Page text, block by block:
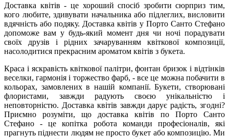
Доставка квітів - це хороший спосіб зробити сюрприз тим,
кого любите, здивувати начальника або підлеглих, висловити
вдячність або подяку. Доставка квітів у Порто Санто Стефано
допоможе вам у будь-який момент дня чи ночі порадувати
своїх друзів і рідних зачаруванням квіткової композиції,
насолодитися прекрасним ароматом квітів з букета.
Краса і яскравість квіткової палітри, фонтан бризок і відтінків
веселки, гармонія і торжество фарб, - все це можна побачити в
кольорах, замовлених в нашій компанії. Букети, створювані
флористами, завжди радують своєю унікальністю і
неповторністю. Доставка квітів завжди дарує радість, згодні?
Приємно розуміти, що доставка квітів по Порто Санто
Стефано - це копітка робота команди професіоналів, які
прагнуть піднести людям не просто букет або композицію. Ми